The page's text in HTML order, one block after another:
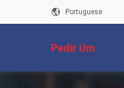
Portuguese
Pedir Um